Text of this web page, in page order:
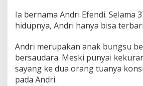
K
e
s
h
a
t
Ia bernama Andri Efendi. Selama
hidupnya, Andri hanya bisa
Andri merupakan anak bungsu
bersaudara. Meski punyai
sayang ke dua orang tuanya
pada Andri.